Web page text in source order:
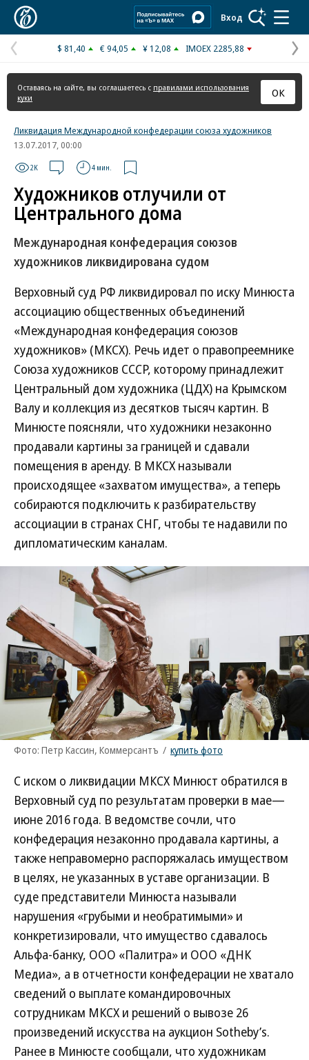
Вход
Предыдущая
страница
$ 81,40 € 94,05 ¥ 12,08 IMOEX 2285,88
Оставаясь на сайте, вы соглашаетесь с правилами использования
куки
ОК
Ликвидация Международной конфедерации союза художников
13.07.2017, 00:00
2K 4 мин.
Художников отлучили от
Центрального дома
Международная конфедерация союзов
художников ликвидирована судом
Верховный суд РФ ликвидировал по иску Минюста
ассоциацию общественных объединений
«Международная конфедерация союзов
художников» (МКСХ). Речь идет о правопреемнике
Союза художников СССР, которому принадлежит
Центральный дом художника (ЦДХ) на Крымском
Валу и коллекция из десятков тысяч картин. В
Минюсте поясняли, что художники незаконно
продавали картины за границей и сдавали
помещения в аренду. В МКСХ называли
происходящее «захватом имущества», а теперь
собираются подключить к разбирательству
ассоциации в странах СНГ, чтобы те надавили по
дипломатическим каналам.
Фото: Петр Кассин, Коммерсантъ / купить фото
С иском о ликвидации МКСХ Минюст обратился в
Верховный суд по результатам проверки в мае—
июне 2016 года. В ведомстве сочли, что
конфедерация незаконно продавала картины, а
также неправомерно распоряжалась имуществом
в целях, не указанных в уставе организации. В
суде представители Минюста называли
нарушения «грубыми и необратимыми» и
конкретизировали, что имущество сдавалось
Альфа-банку, ООО «Палитра» и ООО «ДНК
Медиа», а в отчетности конфедерации не хватало
сведений о выплате командировочных
сотрудникам МКСХ и решений о вывозе 26
произведений искусства на аукцион Sotheby’s.
Ранее в Минюсте сообщали, что художникам